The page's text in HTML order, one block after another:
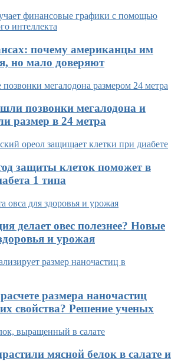
почему американцы им
но мало доверяют
позвонки мегалодона и
размер в 24 метра
защиты клеток поможет в
1 типа
делает овес полезнее? Новые
и урожая
размера наночастиц
свойства? Решение ученых
мясной белок в салате и